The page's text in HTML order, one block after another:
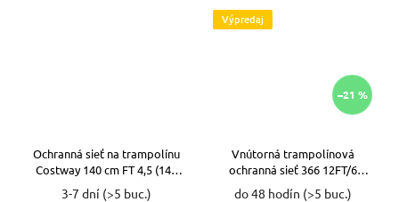
Ochranná sieť na trampolínu
Costway 140 cm FT 4,5 (140
cm) VYPR
3-7 dní (>5 buc.)
Výpredaj
–21 %
Vnútorná trampolínová
ochranná sieť 366 12FT/6
VYPR
do 48 hodín (>5 buc.)